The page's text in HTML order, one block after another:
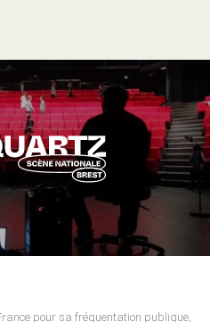
pour sa fréquentation publique,